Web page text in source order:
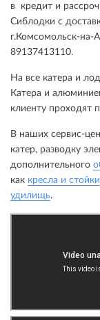
в кредит и
Сиблодки с
г.Комсомольск-на-
89137413110.
На все катера и
Катера и
клиенту проходят
В наших сервис-
катер, разводку
дополнительного
как кресла и стойки
удилищь.